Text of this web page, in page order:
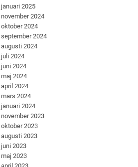
januari 2025
november 2024
oktober 2024
september 2024
augusti 2024
juli 2024
juni 2024
maj 2024
april 2024
mars 2024
januari 2024
november 2023
oktober 2023
augusti 2023
juni 2023
maj 2023